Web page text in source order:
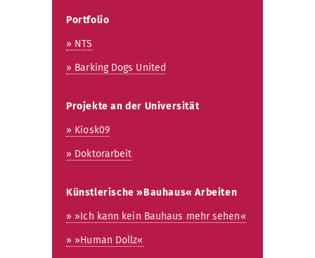
Portfolio
» NTS
» Barking Dogs United
Projekte an der Universität
» Kiosk09
» Doktorarbeit
Künstlerische »Bauhaus« Arbeiten
» »Ich kann kein Bauhaus mehr sehen«
» »Human Dollz«